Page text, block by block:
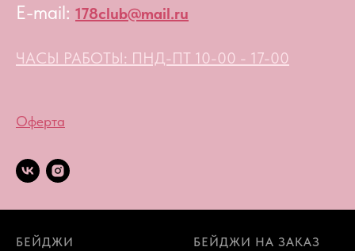
E-mail: 178club@mail.ru
ЧАСЫ РАБОТЫ: ПНД-ПТ 10-00 - 17-00
Оферта
БЕЙДЖИ
БЕЙДЖИ НА ЗАКАЗ